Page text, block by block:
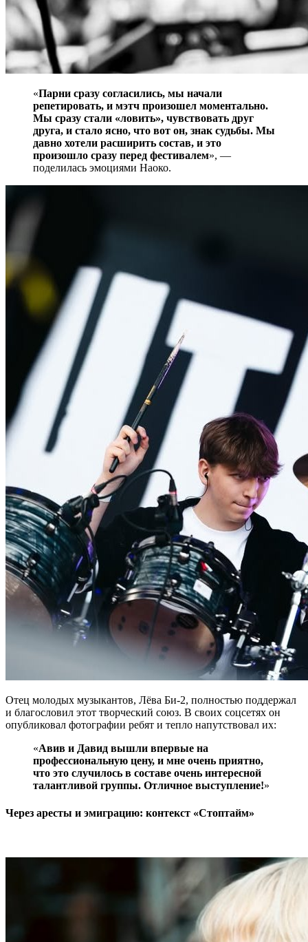
«Парни сразу согласились, мы начали
репетировать, и мэтч произошел моментально.
Мы сразу стали «ловить», чувствовать друг
друга, и стало ясно, что вот он, знак судьбы. Мы
давно хотели расширить состав, и это
произошло сразу перед фестивалем», —
поделилась эмоциями Наоко.
Отец молодых музыкантов, Лёва Би-2, полностью поддержал
и благословил этот творческий союз. В своих соцсетях он
опубликовал фотографии ребят и тепло напутствовал их:
«Авив и Давид вышли впервые на
профессиональную цену, и мне очень приятно,
что это случилось в составе очень интересной
талантливой группы. Отличное выступление!»
Через аресты и эмиграцию: контекст «Стоптайм»